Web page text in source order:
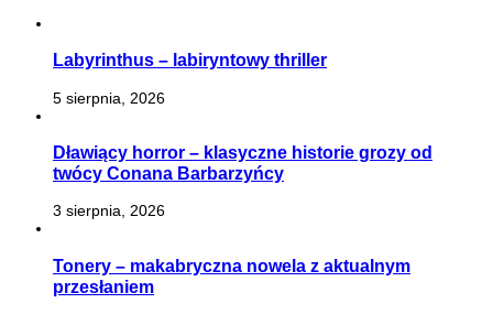
Labyrinthus – labiryntowy thriller
5 sierpnia, 2026
Dławiący horror – klasyczne historie grozy od
twócy Conana Barbarzyńcy
3 sierpnia, 2026
Tonery – makabryczna nowela z aktualnym
przesłaniem